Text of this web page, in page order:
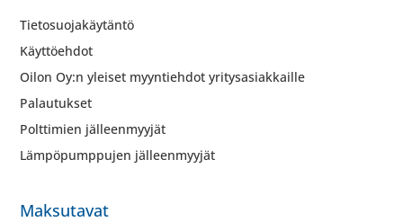
Tietosuojakäytäntö
Käyttöehdot
Oilon Oy:n yleiset myyntiehdot yritysasiakkaille
Palautukset
Polttimien jälleenmyyjät
Lämpöpumppujen jälleenmyyjät
Maksutavat